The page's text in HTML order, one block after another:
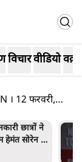
विचारवीडियो
। 12 फरवरी,
छात्रों ने
हेमंत सोरेन का
घेरेंगे